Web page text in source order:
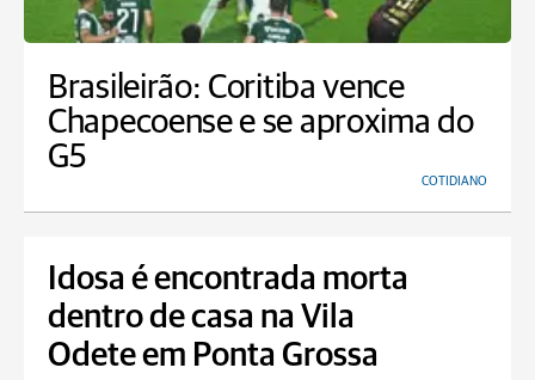
Brasileirão: Coritiba vence
Chapecoense e se aproxima do
G5
COTIDIANO
Idosa é encontrada morta
dentro de casa na Vila
Odete em Ponta Grossa